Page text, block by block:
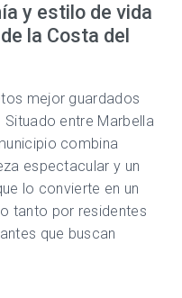
y estilo de vida
la Costa del
mejor guardados
Situado entre Marbella
combina
espectacular y un
lo convierte en un
tanto por residentes
que buscan